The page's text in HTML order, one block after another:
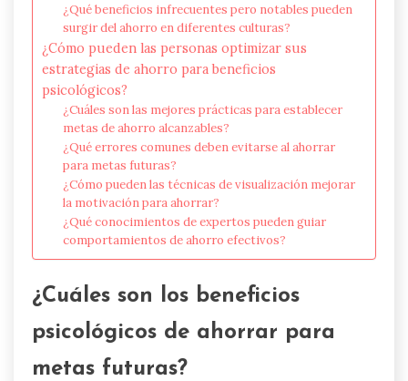
¿Qué beneficios infrecuentes pero notables pueden
surgir del ahorro en diferentes culturas?
¿Cómo pueden las personas optimizar sus
estrategias de ahorro para beneficios
psicológicos?
¿Cuáles son las mejores prácticas para establecer
metas de ahorro alcanzables?
¿Qué errores comunes deben evitarse al ahorrar
para metas futuras?
¿Cómo pueden las técnicas de visualización mejorar
la motivación para ahorrar?
¿Qué conocimientos de expertos pueden guiar
comportamientos de ahorro efectivos?
¿Cuáles son los beneficios
psicológicos de ahorrar para
metas futuras?